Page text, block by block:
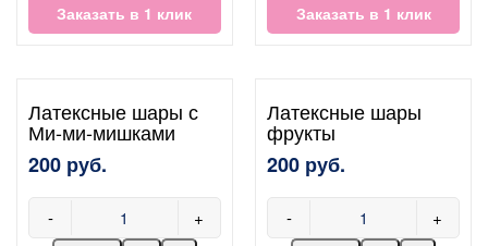
Заказать в 1 клик
Заказать в 1 клик
Латексные шары с
Ми-ми-мишками
200 руб.
- +
Латексные шары
фрукты
200 руб.
- +